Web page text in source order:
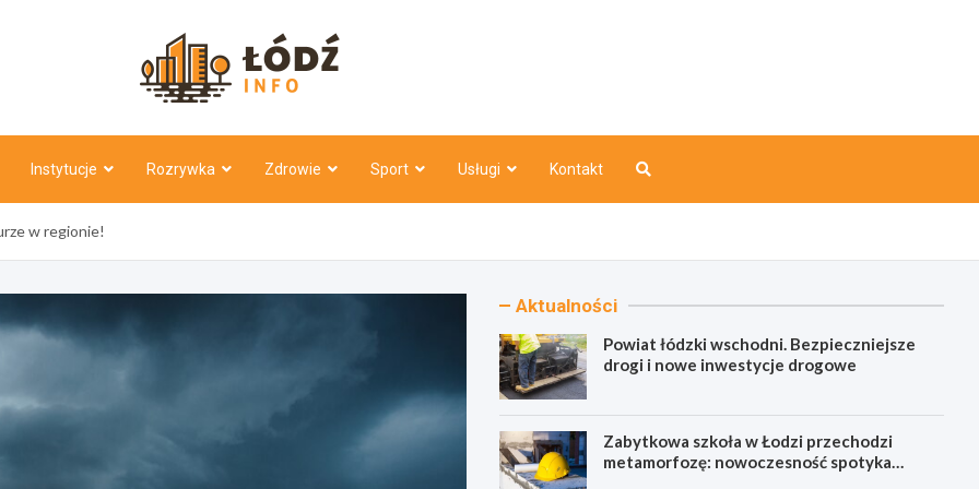
Instytucje Rozrywka Zdrowie Sport Usługi Kontakt
w regionie!
Aktualności
Powiat łódzki wschodni. Bezpieczniejsze
drogi i nowe inwestycje drogowe
Zabytkowa szkoła w Łodzi przechodzi
metamorfozę: nowoczesność spotyka